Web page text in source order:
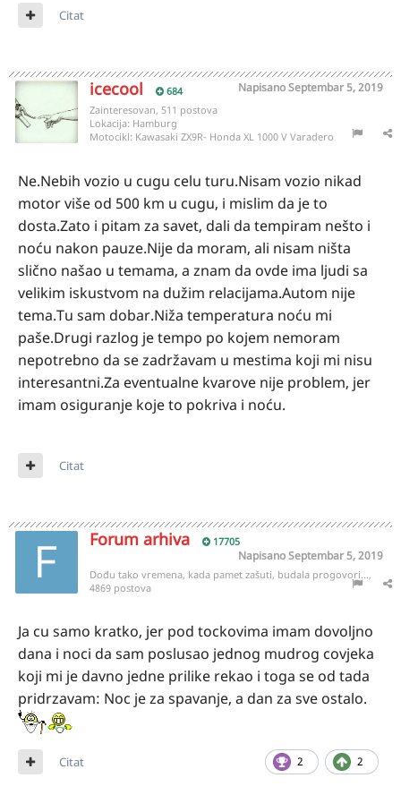
Citat
icecool 684 NapisanoSeptembar 5, 2019
Zainteresovan, 511 postova
Lokacija: Hamburg
Motocikl: Kawasaki ZX9R- Honda XL 1000 V Varadero
Ne.Nebih vozio u cugu celu turu.Nisam vozio nikad
motor više od 500 km u cugu, i mislim da je to
dosta.Zato i pitam za savet, dali da tempiram nešto i
noću nakon pauze.Nije da moram, ali nisam ništa
slično našao u temama, a znam da ovde ima ljudi sa
velikim iskustvom na dužim relacijama.Autom nije
tema.Tu sam dobar.Niža temperatura noću mi
paše.Drugi razlog je tempo po kojem nemoram
nepotrebno da se zadržavam u mestima koji mi nisu
interesantni.Za eventualne kvarove nije problem, jer
imam osiguranje koje to pokriva i noću.
Citat
Forum arhiva 17705
NapisanoSeptembar 5, 2019
Dođu tako vremena, kada pamet zašuti, budala progovori...,
4869 postova
Ja cu samo kratko, jer pod tockovima imam dovoljno
dana i noci da sam poslusao jednog mudrog covjeka
koji mi je davno jedne prilike rekao i toga se od tada
pridrzavam: Noc je za spavanje, a dan za sve ostalo.
2 2
Citat